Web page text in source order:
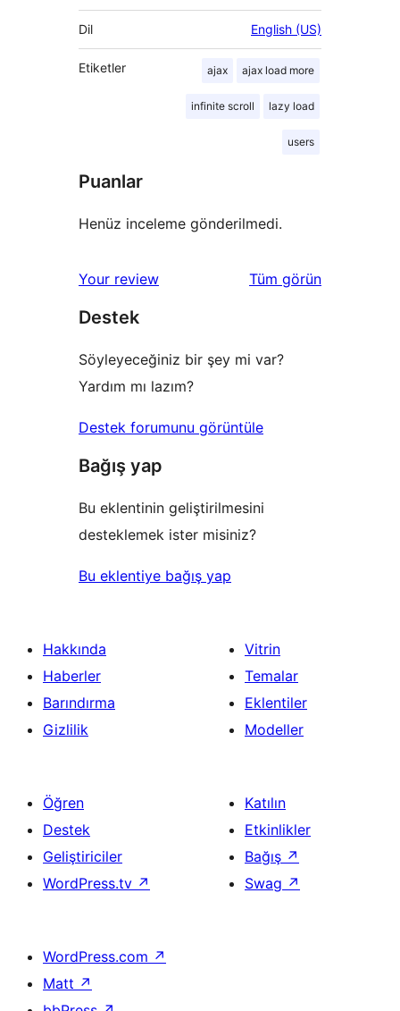
Dil English (US)
Etiketler ajax ajax load more
infinite scroll lazy load
users
Puanlar
Henüz inceleme gönderilmedi.
Your review Tüm değerlendirmeleri
görün
Destek
Söyleyeceğiniz bir şey mi var?
Yardım mı lazım?
Destek forumunu görüntüle
Bağış yap
Bu eklentinin geliştirilmesini
desteklemek ister misiniz?
Bu eklentiye bağış yap
Hakkında
Haberler
Barındırma
Gizlilik
Vitrin
Temalar
Eklentiler
Modeller
Öğren
Destek
Geliştiriciler
WordPress.tv ↗
Katılın
Etkinlikler
Bağış ↗
Swag ↗
WordPress.com ↗
Matt ↗